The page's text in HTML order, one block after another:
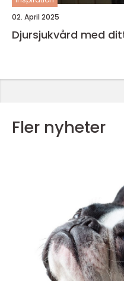
02. April 2025
Djursjukvård med
Fler nyheter